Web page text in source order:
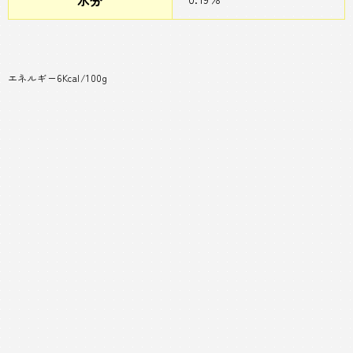
エネルギー6Kcal/100g